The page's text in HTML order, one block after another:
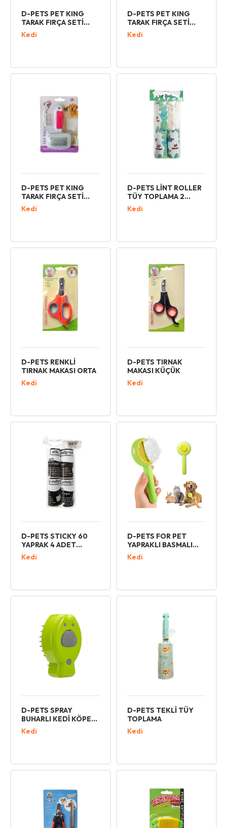
D-PETS PET KING
TARAK FIRÇA SETİ
BÜYÜK
Kedi
D-PETS PET KING
TARAK FIRÇA SETİ
ORTA
Kedi
D-PETS PET KING
TARAK FIRÇA SETİ
KÜÇÜK
Kedi
D-PETS LİNT ROLLER
TÜY TOPLAMA 2
YEDEKLİ 60 YAPRAK
Kedi
D-PETS RENKLİ
TIRNAK MAKASI ORTA
Kedi
D-PETS TIRNAK
MAKASI KÜÇÜK
Kedi
D-PETS STICKY 60
YAPRAK 4 ADET
YEDEK TÜY TOPLAMA
KAĞIDI
Kedi
D-PETS FOR PET
YAPRAKLI BASMALI
TARAK
Kedi
D-PETS SPRAY
BUHARLI KEDİ KÖPEK
TARAMA FIRÇASI
Kedi
D-PETS TEKLİ TÜY
TOPLAMA
Kedi